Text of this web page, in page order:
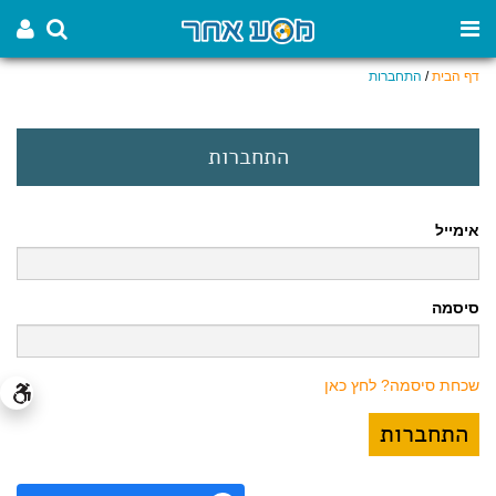
דף הבית/ התחברות
התחברות
אימייל
סיסמה
שכחת סיסמה? לחץ כאן